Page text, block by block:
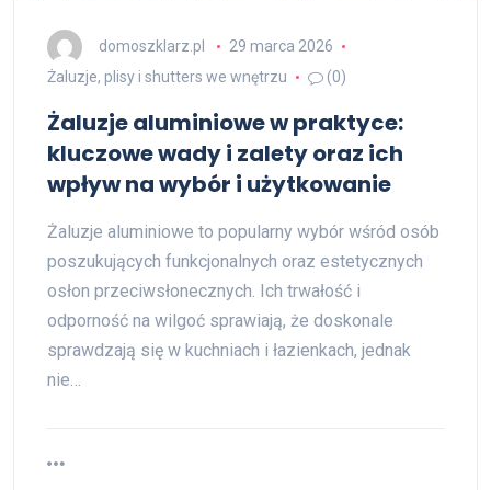
domoszklarz.pl
29 marca 2026
Żaluzje, plisy i shutters we wnętrzu
(0)
Żaluzje aluminiowe w praktyce:
kluczowe wady i zalety oraz ich
wpływ na wybór i użytkowanie
Żaluzje aluminiowe to popularny wybór wśród osób
poszukujących funkcjonalnych oraz estetycznych
osłon przeciwsłonecznych. Ich trwałość i
odporność na wilgoć sprawiają, że doskonale
sprawdzają się w kuchniach i łazienkach, jednak
nie…